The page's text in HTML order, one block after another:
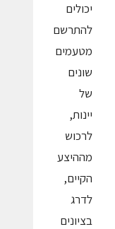
יכולים
להתרשם
מטעמים
שונים
של
יינות,
לרכוש
מההיצע
הקיים,
לדרג
בציונים